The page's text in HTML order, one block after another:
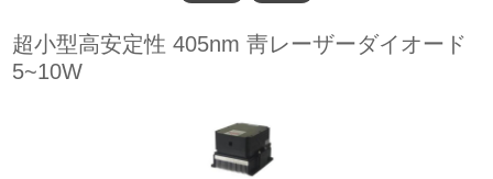
超小型高安定性 405nm 靑レーザーダイオード
5~10W